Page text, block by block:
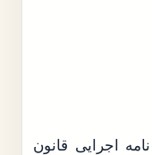
اجرایی قانون